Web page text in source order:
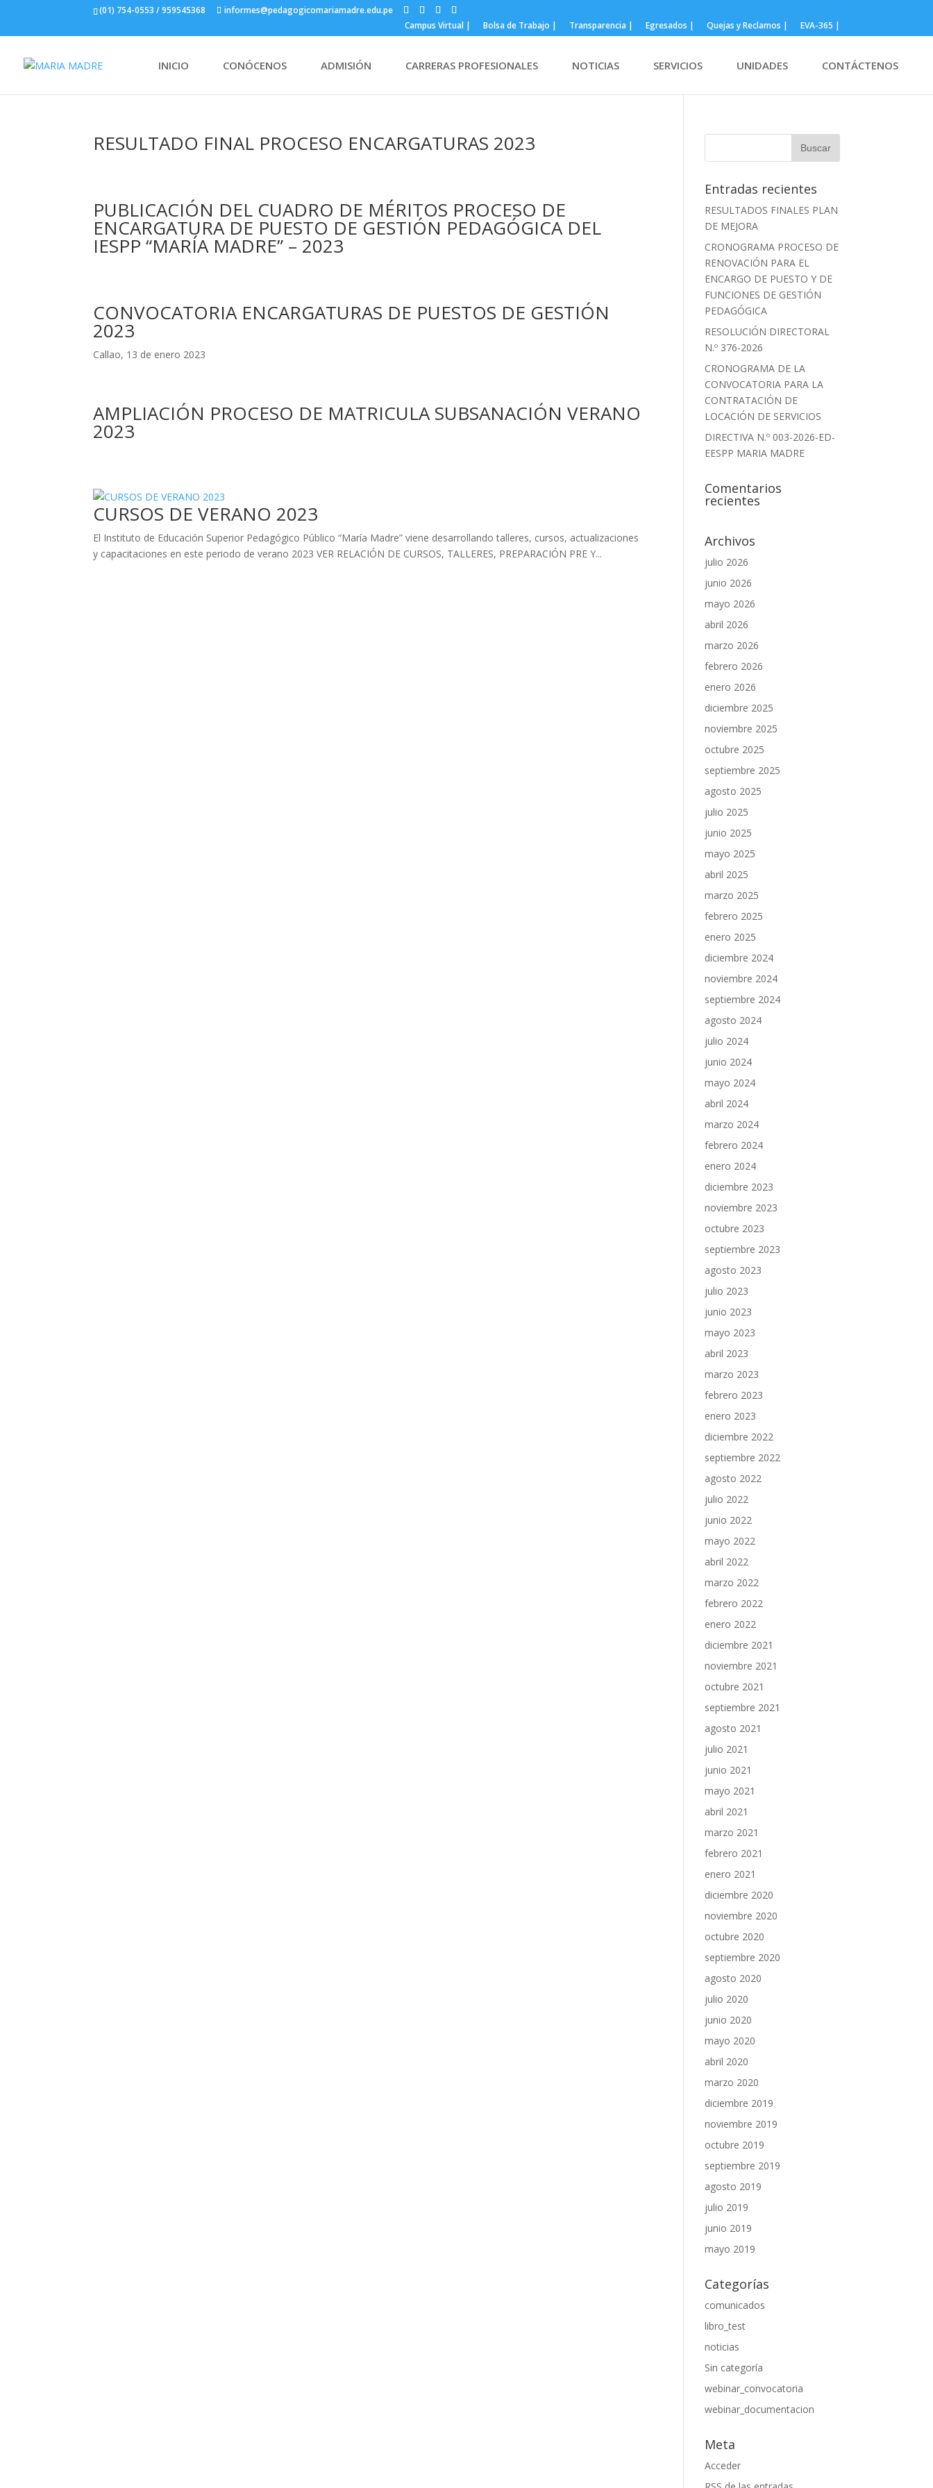
(01) 754-0553 / 959545368
informes@pedagogicomariamadre.edu.pe
Campus Virtual |
Bolsa de Trabajo | Transparencia | Egresados | Quejas y Reclamos | EVA-365 |
INICIO CONÓCENOS ADMISIÓN CARRERAS PROFESIONALES NOTICIAS SERVICIOS UNIDADES CONTÁCTENOS
RESULTADO FINAL PROCESO ENCARGATURAS 2023
PUBLICACIÓN DEL CUADRO DE MÉRITOS PROCESO DE
ENCARGATURA DE PUESTO DE GESTIÓN PEDAGÓGICA DEL
IESPP “MARÍA MADRE” – 2023
CONVOCATORIA ENCARGATURAS DE PUESTOS DE GESTIÓN
2023
Callao, 13 de enero 2023
AMPLIACIÓN PROCESO DE MATRICULA SUBSANACIÓN VERANO
2023
CURSOS DE VERANO 2023
El Instituto de Educación Superior Pedagógico Público “María Madre” viene desarrollando talleres, cursos, actualizaciones
y capacitaciones en este periodo de verano 2023 VER RELACIÓN DE CURSOS, TALLERES, PREPARACIÓN PRE Y...
Entradas recientes
RESULTADOS FINALES PLAN
DE MEJORA
CRONOGRAMA PROCESO DE
RENOVACIÓN PARA EL
ENCARGO DE PUESTO Y DE
FUNCIONES DE GESTIÓN
PEDAGÓGICA
RESOLUCIÓN DIRECTORAL
N.º 376-2026
CRONOGRAMA DE LA
CONVOCATORIA PARA LA
CONTRATACIÓN DE
LOCACIÓN DE SERVICIOS
DIRECTIVA N.º 003-2026-ED-
EESPP MARIA MADRE
Comentarios
recientes
Archivos
julio 2026
junio 2026
mayo 2026
abril 2026
marzo 2026
febrero 2026
enero 2026
diciembre 2025
noviembre 2025
octubre 2025
septiembre 2025
agosto 2025
julio 2025
junio 2025
mayo 2025
abril 2025
marzo 2025
febrero 2025
enero 2025
diciembre 2024
noviembre 2024
septiembre 2024
agosto 2024
julio 2024
junio 2024
mayo 2024
abril 2024
marzo 2024
febrero 2024
enero 2024
diciembre 2023
noviembre 2023
octubre 2023
septiembre 2023
agosto 2023
julio 2023
junio 2023
mayo 2023
abril 2023
marzo 2023
febrero 2023
enero 2023
diciembre 2022
septiembre 2022
agosto 2022
julio 2022
junio 2022
mayo 2022
abril 2022
marzo 2022
febrero 2022
enero 2022
diciembre 2021
noviembre 2021
octubre 2021
septiembre 2021
agosto 2021
julio 2021
junio 2021
mayo 2021
abril 2021
marzo 2021
febrero 2021
enero 2021
diciembre 2020
noviembre 2020
octubre 2020
septiembre 2020
agosto 2020
julio 2020
junio 2020
mayo 2020
abril 2020
marzo 2020
diciembre 2019
noviembre 2019
octubre 2019
septiembre 2019
agosto 2019
julio 2019
junio 2019
mayo 2019
Categorías
comunicados
libro_test
noticias
Sin categoría
webinar_convocatoria
webinar_documentacion
Meta
Acceder